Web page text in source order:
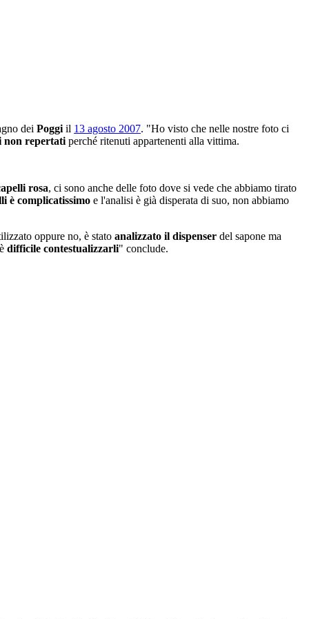
dei Poggi il 13 agosto 2007. "Ho visto che nelle nostre foto ci
non repertati perché ritenuti appartenenti alla vittima.
rosa, ci sono anche delle foto dove si vede che abbiamo tirato
è complicatissimo e l'analisi è già disperata di suo, non abbiamo
oppure no, è stato analizzato il dispenser del sapone ma
difficile contestualizzarli" conclude.